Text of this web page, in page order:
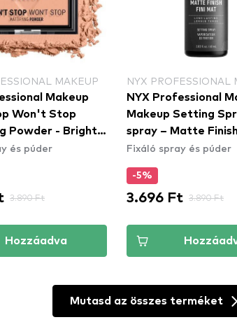
MAKEUP
Makeup
Won't Stop
Powder - Bright
-
és púder
3.890 Ft
Hozzáadva
NYX PROFESSIONAL
NYX Professional
Makeup Setting
spray – Matte
Fixáló spray és púder
-5%
3.696 Ft 3.890 Ft
Mutasd az összes terméket